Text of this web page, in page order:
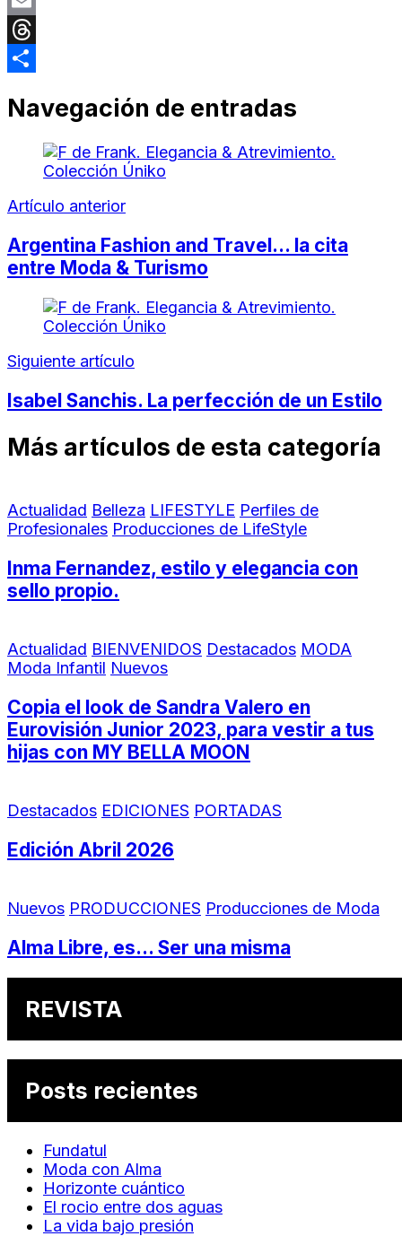
Email
Threads
Navegación de entradas
Artículo anterior
Argentina Fashion and Travel… la cita
entre Moda & Turismo
Siguiente artículo
Isabel Sanchis. La perfección de un Estilo
Más artículos de esta categoría
Actualidad Belleza LIFESTYLE Perfiles de
Profesionales Producciones de LifeStyle
Inma Fernandez, estilo y elegancia con
sello propio.
Actualidad BIENVENIDOS Destacados MODA
Moda Infantil Nuevos
Copia el look de Sandra Valero en
Eurovisión Junior 2023, para vestir a tus
hijas con MY BELLA MOON
Destacados EDICIONES PORTADAS
Edición Abril 2026
Nuevos PRODUCCIONES Producciones de Moda
Alma Libre, es… Ser una misma
REVISTA
Posts recientes
Fundatul
Moda con Alma
Horizonte cuántico
El rocio entre dos aguas
La vida bajo presión